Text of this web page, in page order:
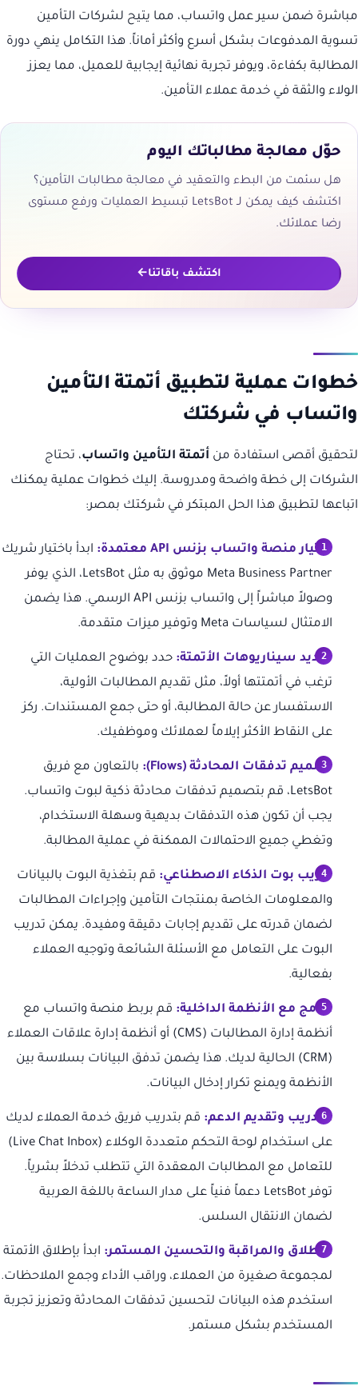
مباشرة ضمن سير عمل واتساب، مما يتيح لشركات التأمين
تسوية المدفوعات بشكل أسرع وأكثر أماناً. هذا التكامل ينهي دورة
المطالبة بكفاءة، ويوفر تجربة نهائية إيجابية للعميل، مما يعزز
الولاء والثقة في خدمة عملاء التأمين.
حوّل معالجة مطالباتك اليوم
هل سئمت من البطء والتعقيد في معالجة مطالبات التأمين؟
اكتشف كيف يمكن لـ LetsBot تبسيط العمليات ورفع مستوى
رضا عملائك.
اكتشف باقاتنا
خطوات عملية لتطبيق أتمتة التأمين
واتساب في شركتك
لتحقيق أقصى استفادة من أتمتة التأمين واتساب، تحتاج
الشركات إلى خطة واضحة ومدروسة. إليك خطوات عملية يمكنك
اتباعها لتطبيق هذا الحل المبتكر في شركتك بمصر:
اختيار منصة واتساب بزنس API معتمدة:
ابدأ باختيار شريك
Meta Business Partner موثوق به مثل LetsBot، الذي يوفر
وصولاً مباشراً إلى واتساب بزنس API الرسمي. هذا يضمن
الامتثال لسياسات Meta وتوفير ميزات متقدمة.
تحديد سيناريوهات الأتمتة: حدد بوضوح العمليات التي
ترغب في أتمتتها أولاً، مثل تقديم المطالبات الأولية،
الاستفسار عن حالة المطالبة، أو حتى جمع المستندات. ركز
على النقاط الأكثر إيلاماً لعملائك وموظفيك.
تصميم تدفقات المحادثة (Flows):
بالتعاون مع فريق
LetsBot، قم بتصميم تدفقات محادثة ذكية لبوت واتساب.
يجب أن تكون هذه التدفقات بديهية وسهلة الاستخدام،
وتغطي جميع الاحتمالات الممكنة في عملية المطالبة.
تدريب بوت الذكاء الاصطناعي: قم بتغذية البوت بالبيانات
والمعلومات الخاصة بمنتجات التأمين وإجراءات المطالبات
لضمان قدرته على تقديم إجابات دقيقة ومفيدة. يمكن تدريب
البوت على التعامل مع الأسئلة الشائعة وتوجيه العملاء
بفعالية.
الدمج مع الأنظمة الداخلية: قم بربط منصة واتساب مع
أنظمة إدارة المطالبات (CMS) أو أنظمة إدارة علاقات العملاء
(CRM) الحالية لديك. هذا يضمن تدفق البيانات بسلاسة بين
الأنظمة ويمنع تكرار إدخال البيانات.
التدريب وتقديم الدعم: قم بتدريب فريق خدمة العملاء لديك
على استخدام لوحة التحكم متعددة الوكلاء (Live Chat Inbox)
للتعامل مع المطالبات المعقدة التي تتطلب تدخلاً بشرياً.
توفر LetsBot دعماً فنياً على مدار الساعة باللغة العربية
لضمان الانتقال السلس.
الإطلاق والمراقبة والتحسين المستمر: ابدأ بإطلاق الأتمتة
لمجموعة صغيرة من العملاء، وراقب الأداء وجمع الملاحظات.
استخدم هذه البيانات لتحسين تدفقات المحادثة وتعزيز تجربة
المستخدم بشكل مستمر.